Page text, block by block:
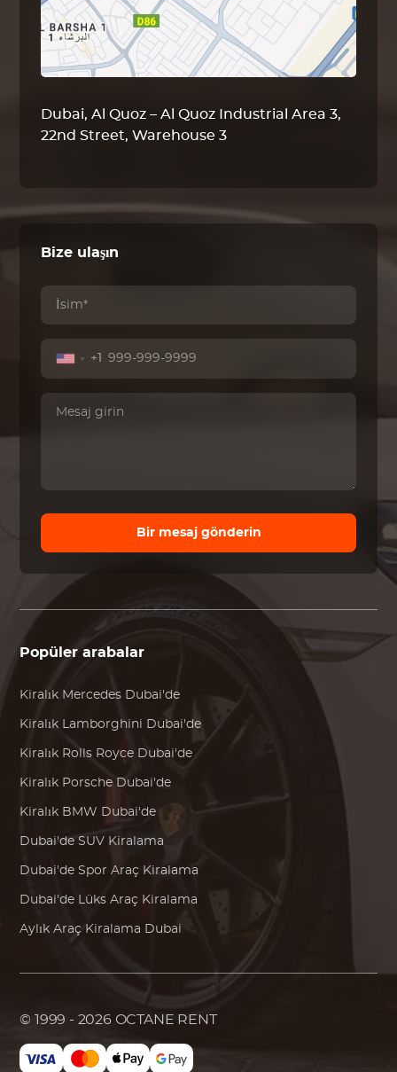
Dubai, Al Quoz – Al Quoz Industrial Area 3,
22nd Street, Warehouse 3
Bize ulaşın
+1
Bir mesaj gönderin
Popüler arabalar
Kiralık Mercedes Dubai'de
Kiralık Lamborghini Dubai'de
Kiralık Rolls Royce Dubai'de
Kiralık Porsche Dubai'de
Kiralık BMW Dubai'de
Dubai'de SUV Kiralama
Dubai'de Spor Araç Kiralama
Dubai'de Lüks Araç Kiralama
Aylık Araç Kiralama Dubai
© 1999 - 2026 OCTANE RENT